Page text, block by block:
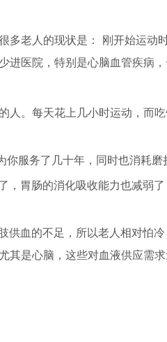
多老人的现状是： 刚开始运动
医院，特别是心脑血管疾病，
人。每天花上几小时运动，而
服务了几十年，同时也消耗磨
胃肠的消化吸收能力也减弱了
血的不足，所以老人相对怕
其是心脑，这些对血液供应需